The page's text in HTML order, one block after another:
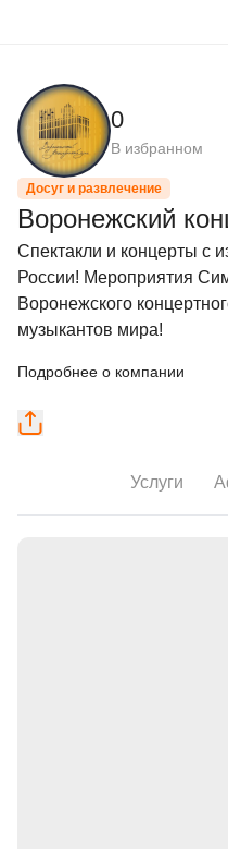
0
В избранном
Досуг и развлечение
Воронежский
Спектакли и концерты с
России! Мероприятия
Воронежского
музыкантов мира!
Подробнее о компании
Услуги